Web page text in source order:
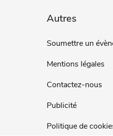
Autres
Soumettre un
Mentions légales
Contactez-nous
Publicité
Politique de